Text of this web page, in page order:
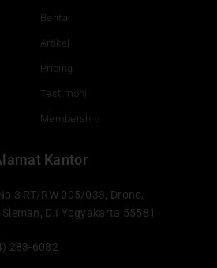
Berita
Artikel
Pricing
Testimoni
Membership
Kantor
3 RT/RW 005/033, Drono,
D.I Yogyakarta 55581
283-6082